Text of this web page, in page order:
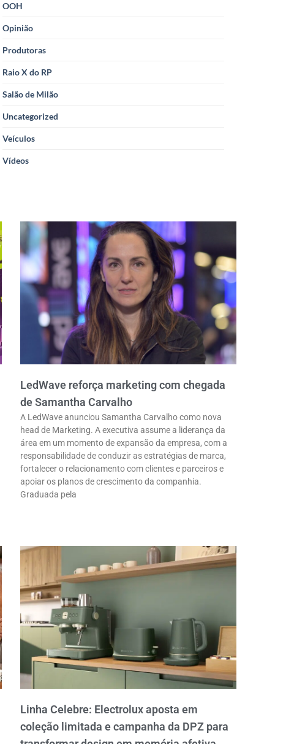
OOH
Opinião
Produtoras
Raio X do RP
Salão de Milão
Uncategorized
Veículos
Vídeos
LedWave reforça marketing com chegada
de Samantha Carvalho
A LedWave anunciou Samantha Carvalho como nova
head de Marketing. A executiva assume a liderança da
área em um momento de expansão da empresa, com a
responsabilidade de conduzir as estratégias de marca,
fortalecer o relacionamento com clientes e parceiros e
apoiar os planos de crescimento da companhia.
Graduada pela
Linha Celebre: Electrolux aposta em
coleção limitada e campanha da DPZ para